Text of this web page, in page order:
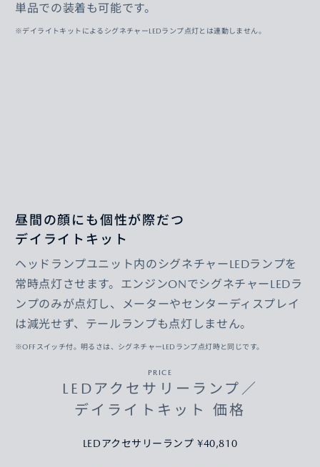
単品での装着も可能です。
※デイライトキットによるシグネチャーLEDランプ点灯とは連動しません。
昼間の顔にも個性が際だつ
デイライトキット
ヘッドランプユニット内のシグネチャーLEDランプを
常時点灯させます。エンジンONでシグネチャーLEDラ
ンプのみが点灯し、メーターやセンターディスプレイ
は減光せず、テールランプも点灯しません。
※OFFスイッチ付。明るさは、シグネチャーLEDランプ点灯時と同じです。
PRICE
LEDアクセサリーランプ／
デイライトキット 価格
LEDアクセサリーランプ ¥40,810